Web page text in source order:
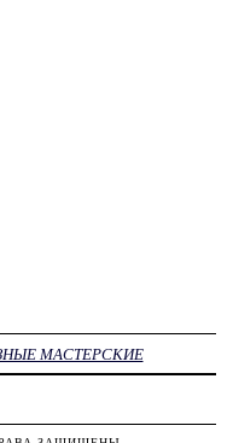
МАСТЕРСКИЕ